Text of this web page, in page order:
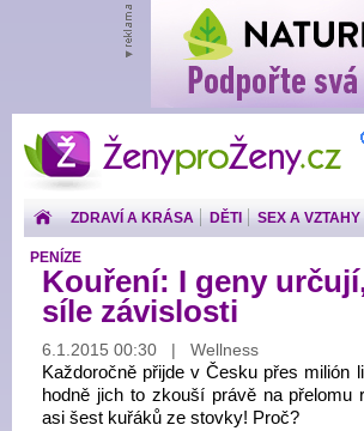
ŽenyproŽeny.cz
ZDRAVÍ A KRÁSA DĚTI SEX A VZTAHY
PENÍZE
Kouření: I geny
síle závislosti
6.1.2015 00:30 | Wellness
Každoročně přijde v Česku přes milión
hodně jich to zkouší právě na přelomu
asi šest kuřáků ze stovky! Proč?